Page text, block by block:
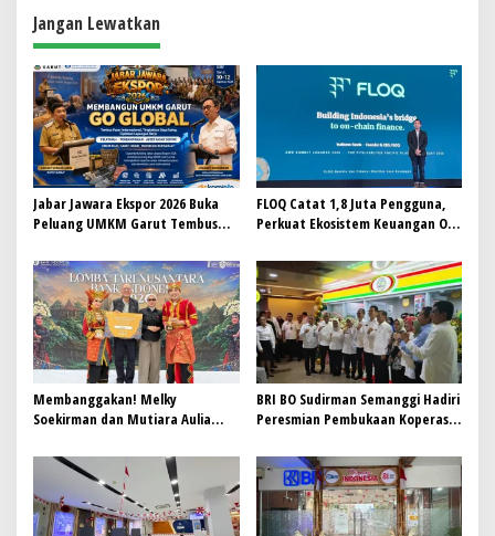
s
i
p
o
s
Jangan Lewatkan
Jabar Jawara Ekspor 2026 Buka
Peluang UMKM Garut Tembus
FLOQ Catat 1,8 Juta Pengguna,
Perkuat Ekosistem Keuangan On-
Membanggakan! Melky
Soekirman dan Mutiara Aulia
Raih Juara 3 Lomba Tari
Nusantara 2026 Bank Indonesia
BRI BO Sudirman Semanggi Hadiri
Peresmian Pembukaan Koperasi